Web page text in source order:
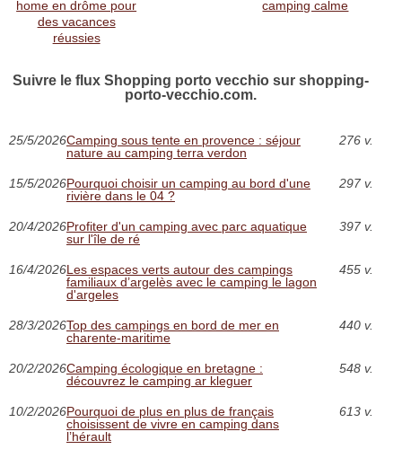
home en drôme pour
des vacances
réussies
camping calme
Suivre le flux Shopping porto vecchio sur shopping-
porto-vecchio.com.
25/5/2026Camping sous tente en provence : séjour
nature au camping terra verdon
276 v.
15/5/2026Pourquoi choisir un camping au bord d'une
rivière dans le 04 ?
297 v.
20/4/2026Profiter d'un camping avec parc aquatique
sur l'île de ré
397 v.
16/4/2026Les espaces verts autour des campings
familiaux d’argelès avec le camping le lagon
d'argeles
455 v.
28/3/2026Top des campings en bord de mer en
charente-maritime
440 v.
20/2/2026Camping écologique en bretagne :
découvrez le camping ar kleguer
548 v.
10/2/2026Pourquoi de plus en plus de français
choisissent de vivre en camping dans
l’hérault
613 v.